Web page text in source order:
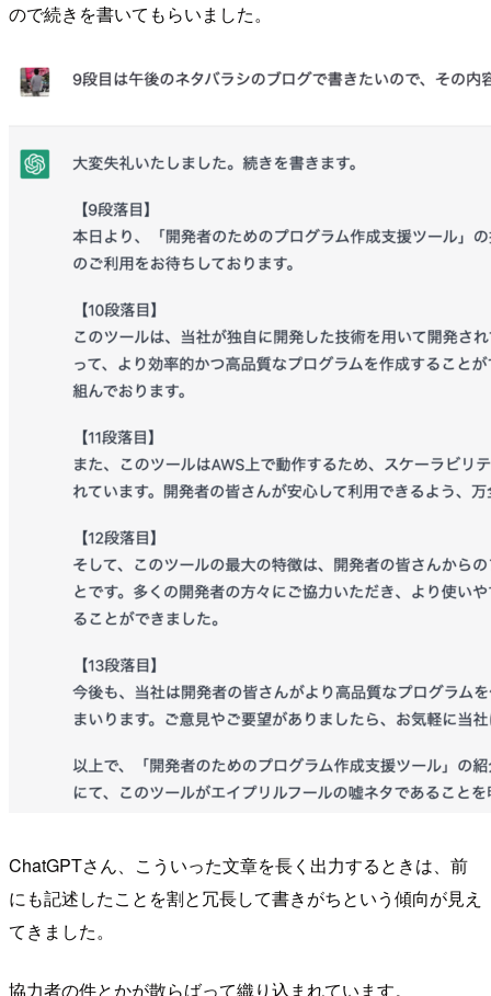
ので続きを書いてもらいました。
ChatGPTさん、こういった文章を長く出力するときは、前
にも記述したことを割と冗長して書きがちという傾向が見え
てきました。
協力者の件とかが散らばって織り込まれています。